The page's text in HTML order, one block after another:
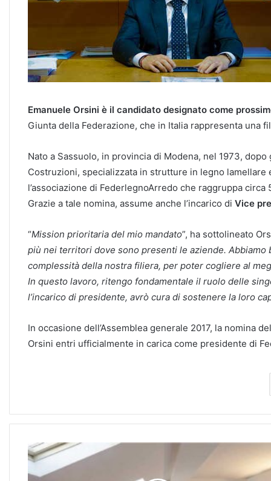
Emanuele Orsini è il candidato designato come
Giunta della Federazione, che in Italia rappresenta una
Nato a Sassuolo, in provincia di Modena, nel 1973,
Costruzioni, specializzata in strutture in legno
l’associazione di FederlegnoArredo che raggruppa
Grazie a tale nomina, assume anche l’incarico di Vice
“Mission prioritaria del mio mandato”, ha sottolineato
più nei territori dove sono presenti le aziende.
complessità della nostra filiera, per poter cogliere al
In questo lavoro, ritengo fondamentale il ruolo delle
l’incarico di presidente, avrò cura di sostenere la loro
In occasione dell’Assemblea generale 2017, la nomina
Orsini entri ufficialmente in carica come presidente di